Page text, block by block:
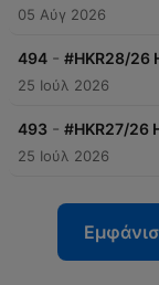
05 Αύγ 2026
494 - #HKR28/26
25 Ιούλ 2026
493 - #HKR27/26
25 Ιούλ 2026